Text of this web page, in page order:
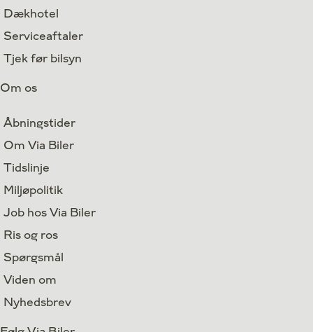
Dækhotel
Serviceaftaler
Tjek før bilsyn
Om os
Åbningstider
Om Via Biler
Tidslinje
Miljøpolitik
Job hos Via Biler
Ris og ros
Spørgsmål
Viden om
Nyhedsbrev